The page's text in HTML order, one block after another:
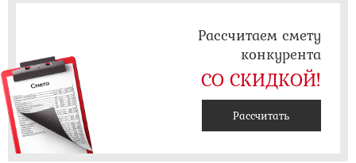
Рассчитаем смету
конкурента
СО СКИДКОЙ!
Рассчитать